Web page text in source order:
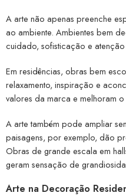
A arte não apenas preenche
ao ambiente. Ambientes bem
cuidado, sofisticação e
Em residências, obras bem
relaxamento, inspiração e
valores da marca e melhoram
A arte também pode ampliar
paisagens, por exemplo, dão
Obras de grande escala em
geram sensação de
Arte na Decoração